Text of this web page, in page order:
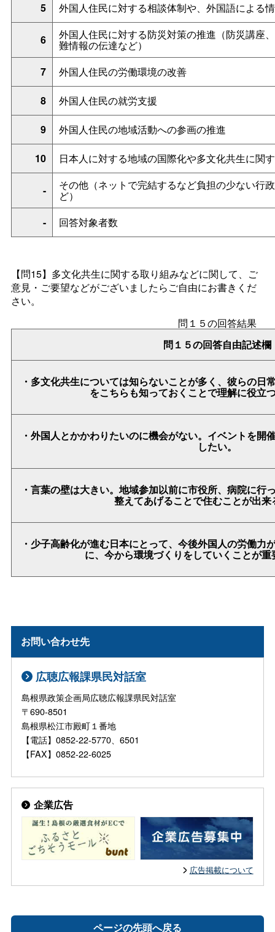
5 外国人住民に対する相談体制や、外国語による
6 外国人住民に対する防災対策の推進（防災講座
難情報の伝達など）
7
外国人住民の労働環境の改善
8 外国人住民の就労支援
9 外国人住民の地域活動への参画の推進
10 日本人に対する地域の国際化や多文化共生に関
- その他（ネットで完結するなど負担の少ない行
ど）
-
回答対象者数
【問15】 多文化共生に関する取り組みなどに関して、ご
意見・ご要望などがございましたらご自由にお書きくだ
さい。
問１５の回答結果
問１５の回答自由記述欄
・多文化共生については知らないことが多く、彼らの日
をこちらも知っておくことで理解に役立
・外国人とかかわりたいのに機会がない。イベントを開
したい。
・言葉の壁は大きい。地域参加以前に市役所、病院に行
整えてあげることで住むことが出来
・少子高齢化が進む日本にとって、今後外国人の労働力
に、今から環境づくりをしていくことが
お問い合わせ先
広聴広報課県民対話室
島根県政策企画局広聴広報課県民対話室
〒690-8501
島根県松江市殿町１番地
【電話】0852-22-5770、6501
【FAX】0852-22-6025
企業広告
広告掲載について
ページの先頭へ戻る